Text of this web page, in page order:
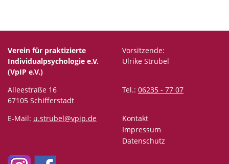
Verein für praktizierte
Individualpsychologie e.V.
(VpIP e.V.)
Vorsitzende:
Ulrike Strubel
Alleestraße 16
67105 Schifferstadt
Tel.: 06235 - 77 07
E-Mail: u.strubel@vpip.de
Kontakt
Impressum
Datenschutz